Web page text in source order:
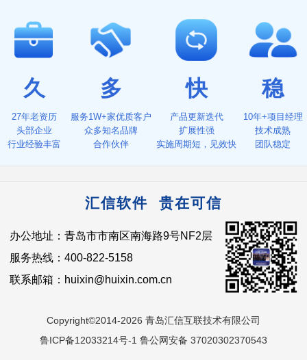
久
27年老资历
头部企业
行业经验丰富
多
服务1W+家优质客户
众多知名品牌
合作伙伴
快
产品更新迭代
扩展性强
实施周期短，见效快
稳
10年+项目经理
技术成熟
团队稳定
汇信软件 贵在可信
办公地址：青岛市市南区南海路9号NF2层
服务热线：400-822-5158
联系邮箱：huixin@huixin.com.cn
Copyright©2014-2026 青岛汇信互联技术有限公司
鲁ICP备12033214号-1 鲁公网安备 37020302370543